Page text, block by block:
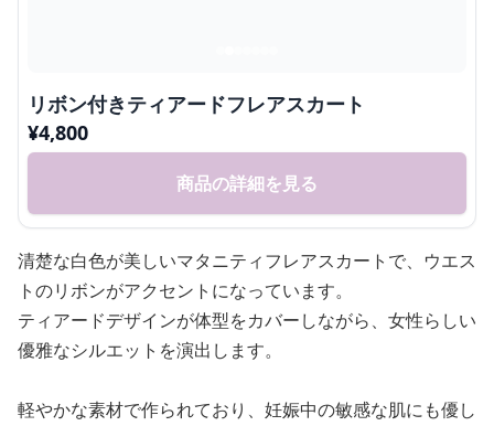
リボン付きティアードフレアスカート
¥4,800
商品の詳細を見る
清楚な白色が美しいマタニティフレアスカートで、ウエス
トのリボンがアクセントになっています。
ティアードデザインが体型をカバーしながら、女性らしい
優雅なシルエットを演出します。
軽やかな素材で作られており、妊娠中の敏感な肌にも優し